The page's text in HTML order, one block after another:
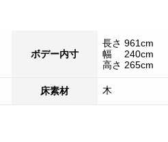
ボデー内寸
長さ 961cm
幅 240cm
高さ 265cm
床素材 木